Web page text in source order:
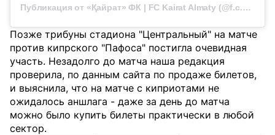
Публикация от «Қайрат» ФК | FC Kairat Almaty (@f.c.kairat)
Позже трибуны стадиона "Центральный" на матче
против кипрского "Пафоса" постигла очевидная
участь. Незадолго до матча наша редакция
проверила, по данным сайта по продаже билетов,
и выяснила, что на матче с киприотами не
ожидалось аншлага - даже за день до матча
можно было купить билеты практически в любой
сектор.